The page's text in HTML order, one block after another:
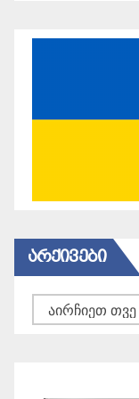
ᲐᲠᲥᲘᲕᲔᲑᲘ
არქივები